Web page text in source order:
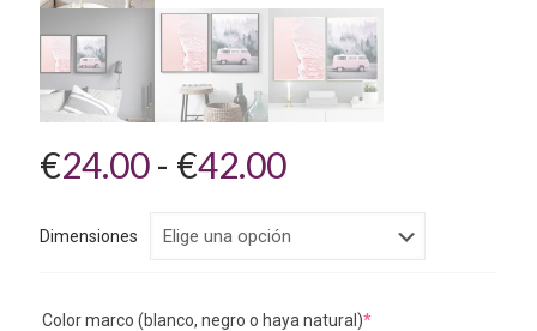
€24.00- €42.00Rango
precios:
€24.00
Dimensiones
Color marco (blanco, negro o haya natural)*